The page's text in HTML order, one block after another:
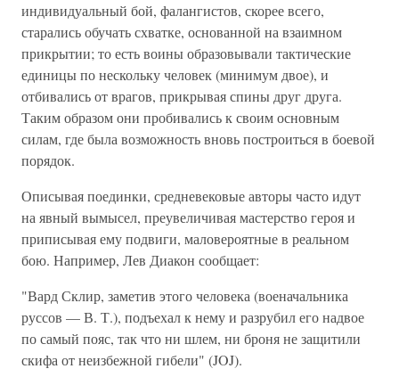
индивидуальный бой, фалангистов, скорее всего,
старались обучать схватке, основанной на взаимном
прикрытии; то есть воины образовывали тактические
единицы по нескольку человек (минимум двое), и
отбивались от врагов, прикрывая спины друг друга.
Таким образом они пробивались к своим основным
силам, где была возможность вновь построиться в боевой
порядок.
Описывая поединки, средневековые авторы часто идут
на явный вымысел, преувеличивая мастерство героя и
приписывая ему подвиги, маловероятные в реальном
бою. Например, Лев Диакон сообщает:
"Вард Склир, заметив этого человека (военачальника
руссов — В. Т.), подъехал к нему и разрубил его надвое
по самый пояс, так что ни шлем, ни броня не защитили
скифа от неизбежной гибели" (JOJ).